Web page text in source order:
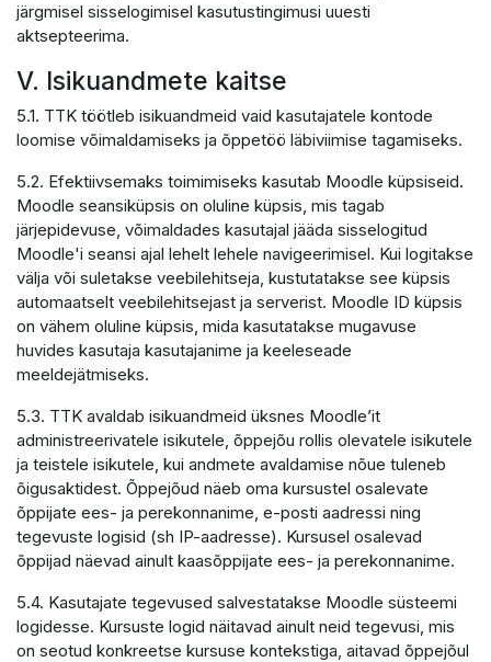
järgmisel sisselogimisel kasutustingimusi uuesti
aktsepteerima.
V. Isikuandmete kaitse
5.1. TTK töötleb isikuandmeid vaid kasutajatele kontode
loomise võimaldamiseks ja õppetöö läbiviimise tagamiseks.
5.2. Efektiivsemaks toimimiseks kasutab Moodle küpsiseid.
Moodle seansiküpsis on oluline küpsis, mis tagab
järjepidevuse, võimaldades kasutajal jääda sisselogitud
Moodle'i seansi ajal lehelt lehele navigeerimisel. Kui logitakse
välja või suletakse veebilehitseja, kustutatakse see küpsis
automaatselt veebilehitsejast ja serverist. Moodle ID küpsis
on vähem oluline küpsis, mida kasutatakse mugavuse
huvides kasutaja kasutajanime ja keeleseade
meeldejätmiseks.
5.3. TTK avaldab isikuandmeid üksnes Moodle’it
administreerivatele isikutele, õppejõu rollis olevatele isikutele
ja teistele isikutele, kui andmete avaldamise nõue tuleneb
õigusaktidest. Õppejõud näeb oma kursustel osalevate
õppijate ees- ja perekonnanime, e-posti aadressi ning
tegevuste logisid (sh IP-aadresse). Kursusel osalevad
õppijad näevad ainult kaasõppijate ees- ja perekonnanime.
5.4. Kasutajate tegevused salvestatakse Moodle süsteemi
logidesse. Kursuste logid näitavad ainult neid tegevusi, mis
on seotud konkreetse kursuse kontekstiga, aitavad õppejõul